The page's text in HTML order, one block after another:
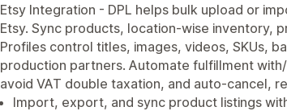
Etsy Integration - DPL helps bulk upload or
Etsy. Sync products, location-wise inventory,
Profiles control titles, images, videos, SKUs,
production partners. Automate fulfillment
avoid VAT double taxation, and auto-cancel,
Import, export, and sync product listings